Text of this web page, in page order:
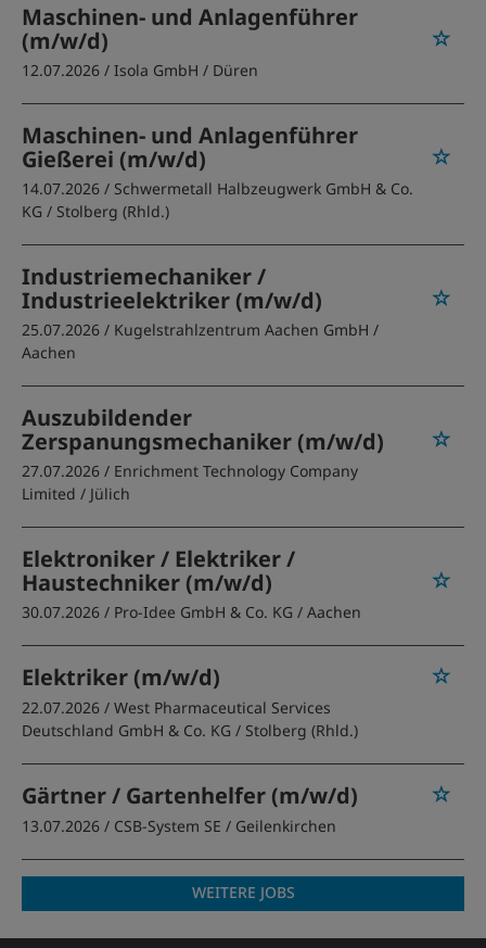
Maschinen- und Anlagenführer
(m/w/d)
12.07.2026 / Isola GmbH / Düren
Maschinen- und Anlagenführer
Gießerei (m/w/d)
14.07.2026 / Schwermetall Halbzeugwerk GmbH & Co.
KG / Stolberg (Rhld.)
Industriemechaniker /
Industrieelektriker (m/w/d)
25.07.2026 / Kugelstrahlzentrum Aachen GmbH /
Aachen
Auszubildender
Zerspanungsmechaniker (m/w/d)
27.07.2026 / Enrichment Technology Company
Limited / Jülich
Elektroniker / Elektriker /
Haustechniker (m/w/d)
30.07.2026 / Pro-Idee GmbH & Co. KG / Aachen
Elektriker (m/w/d)
22.07.2026 / West Pharmaceutical Services
Deutschland GmbH & Co. KG / Stolberg (Rhld.)
Gärtner / Gartenhelfer (m/w/d)
13.07.2026 / CSB-System SE / Geilenkirchen
WEITERE JOBS